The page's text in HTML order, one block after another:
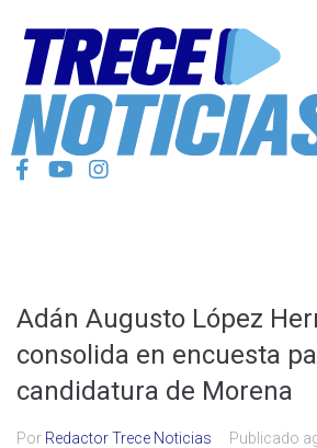
Adán Augusto López
consolida en encuesta
candidatura de Morena
Por Redactor Trece Noticias Publicado